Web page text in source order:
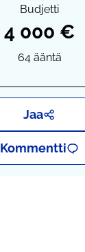
Budjetti
4 000 €
64 ääntä
Jaa
Kommentti